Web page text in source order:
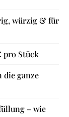
würzig & für
pro Stück
die ganze
– wie